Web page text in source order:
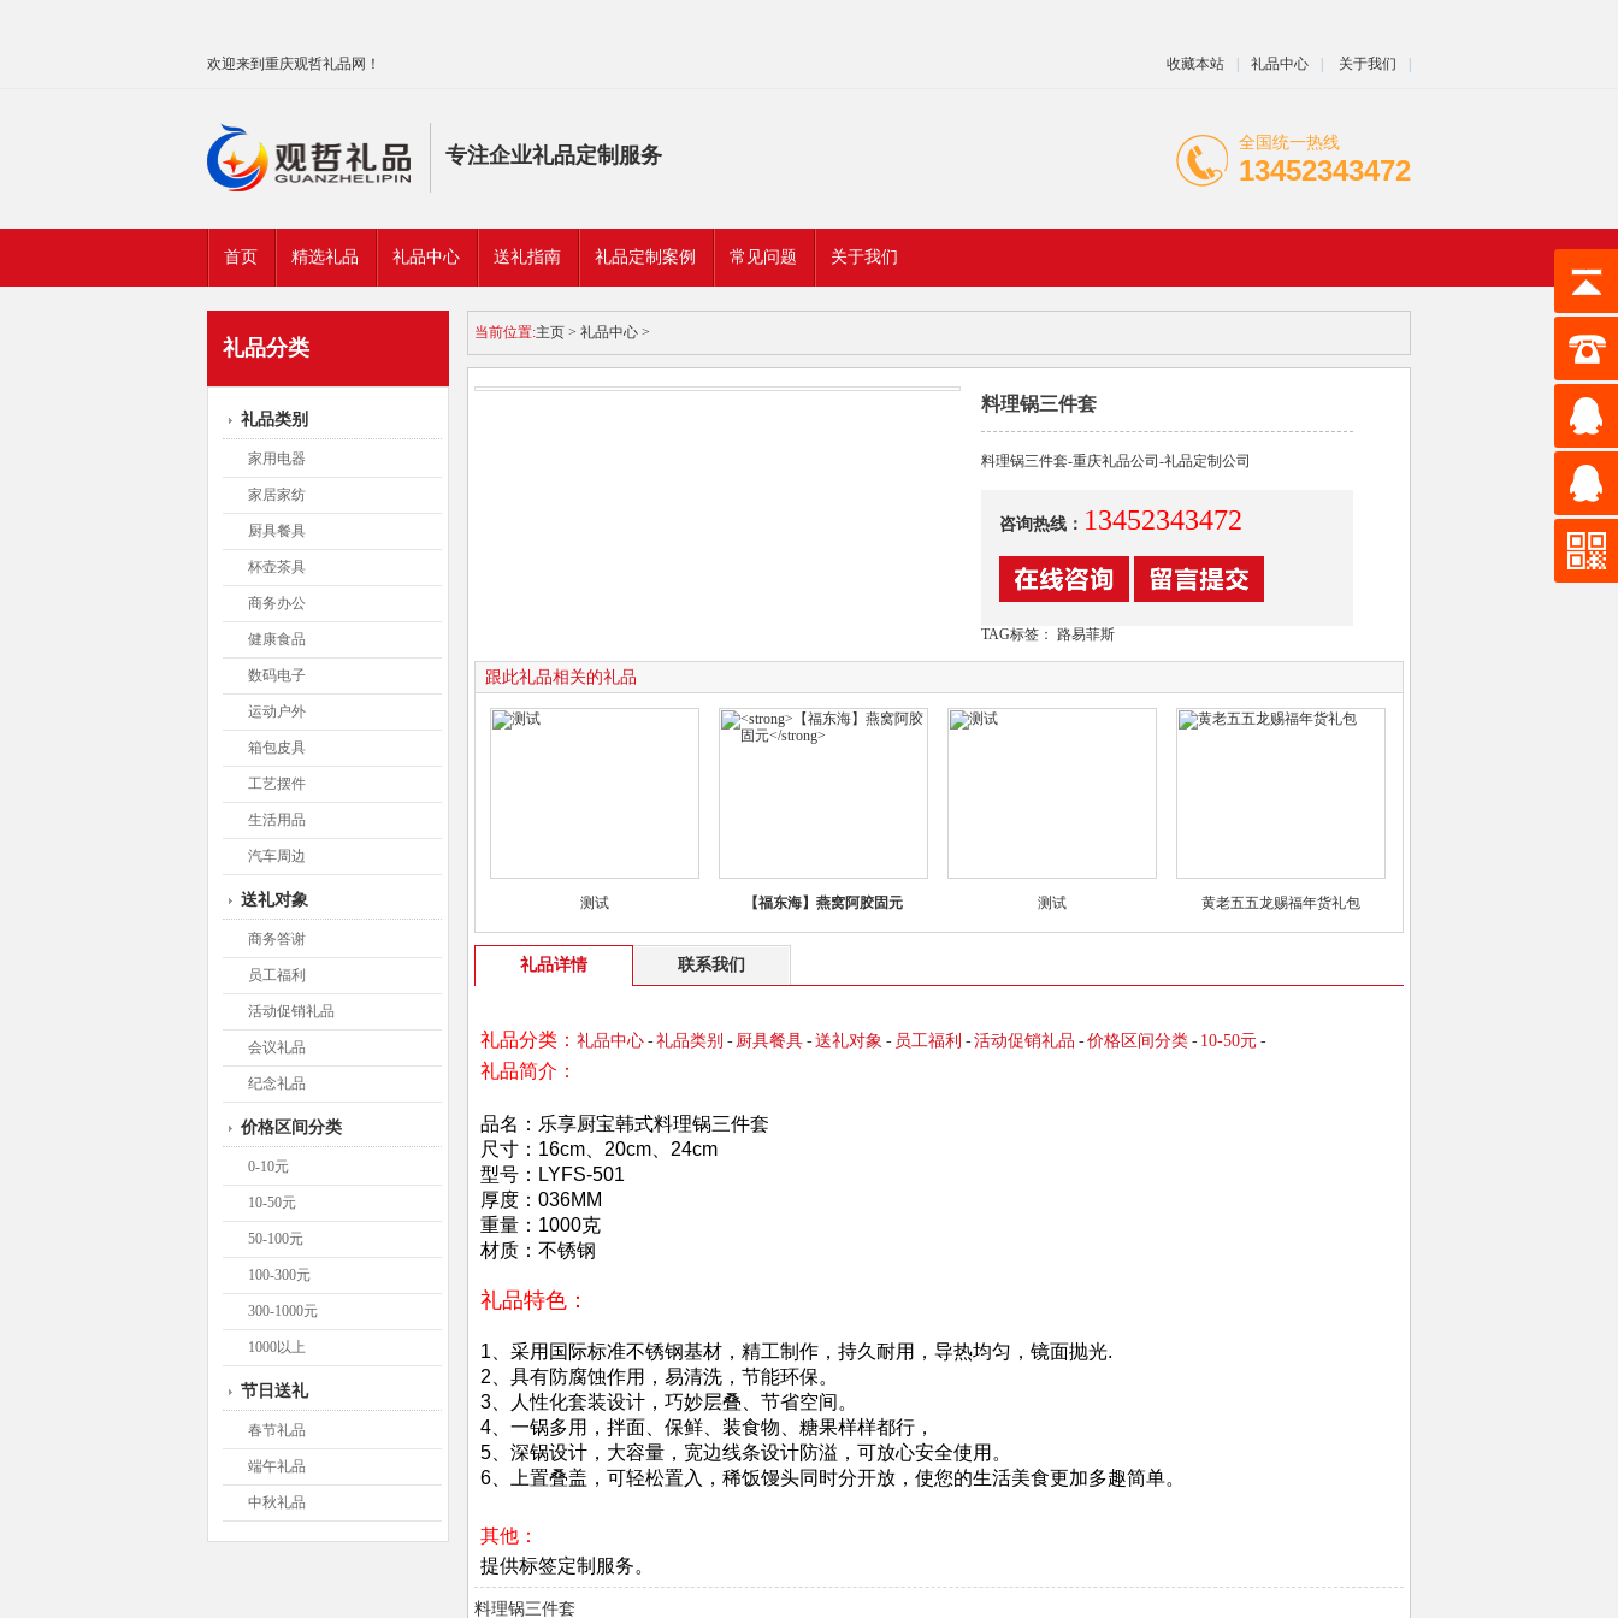
欢迎来到重庆观哲礼品网！ 收藏本站 礼品中心 关于我们
专注企业礼品定制服务
全国统一热线
13452343472
首页 精选礼品 礼品中心 送礼指南 礼品定制案例 常见问题 关于我们
礼品分类
礼品类别
家用电器
家居家纺
厨具餐具
杯壶茶具
商务办公
健康食品
数码电子
运动户外
箱包皮具
工艺摆件
生活用品
汽车周边
送礼对象
商务答谢
员工福利
活动促销礼品
会议礼品
纪念礼品
价格区间分类
0-10元
10-50元
50-100元
100-300元
300-1000元
1000以上
节日送礼
春节礼品
端午礼品
中秋礼品
当前位置:主页 > 礼品中心 >
料理锅三件套
料理锅三件套-重庆礼品公司-礼品定制公司
咨询热线： 13452343472
TAG标签： 路易菲斯
跟此礼品相关的礼品
测试 【福东海】燕窝阿胶固元 测试 黄老五五龙赐福年货礼包
礼品详情 联系我们
礼品分类： 礼品中心 -礼品类别 - 厨具餐具 -送礼对象 - 员工福利 -活动促销礼品 -价格区间分类 - 10-50元 -
礼品简介：
品名：乐享厨宝韩式料理锅三件套
尺寸：16cm、20cm、24cm
型号：LYFS-501
厚度：036MM
重量：1000克
材质：不锈钢
礼品特色：
1、采用国际标准不锈钢基材，精工制作，持久耐用，导热均匀，镜面抛光.
2、具有防腐蚀作用，易清洗，节能环保。
3、人性化套装设计，巧妙层叠、节省空间。
4、一锅多用，拌面、保鲜、装食物、糖果样样都行，
5、深锅设计，大容量，宽边线条设计防溢，可放心安全使用。
6、上置叠盖，可轻松置入，稀饭馒头同时分开放，使您的生活美食更加多趣简单。
其他：
提供标签定制服务。
料理锅三件套